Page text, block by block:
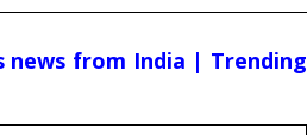
from India | Trending